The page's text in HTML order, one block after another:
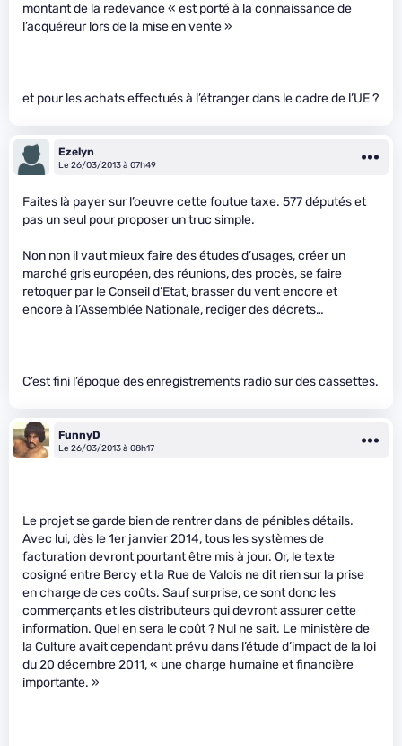
montant de la redevance « est porté à la connaissance de
l’acquéreur lors de la mise en vente »
et pour les achats effectués à l’étranger dans le cadre de l’UE ?
Ezelyn
Le 26/03/2013 à 07h49
Faites là payer sur l’oeuvre cette foutue taxe. 577 députés et
pas un seul pour proposer un truc simple.
Non non il vaut mieux faire des études d’usages, créer un
marché gris européen, des réunions, des procès, se faire
retoquer par le Conseil d’Etat, brasser du vent encore et
encore à l’Assemblée Nationale, rediger des décrets…
C’est fini l’époque des enregistrements radio sur des cassettes.
FunnyD
Le 26/03/2013 à 08h17
Le projet se garde bien de rentrer dans de pénibles détails.
Avec lui, dès le 1er janvier 2014, tous les systèmes de
facturation devront pourtant être mis à jour. Or, le texte
cosigné entre Bercy et la Rue de Valois ne dit rien sur la prise
en charge de ces coûts. Sauf surprise, ce sont donc les
commerçants et les distributeurs qui devront assurer cette
information. Quel en sera le coût ? Nul ne sait. Le ministère de
la Culture avait cependant prévu dans l’étude d’impact de la loi
du 20 décembre 2011, « une charge humaine et financière
importante. »